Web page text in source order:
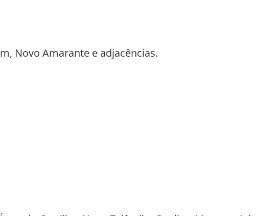
Novo Amarante e adjacências.